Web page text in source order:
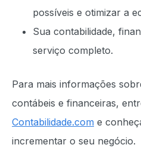
possíveis e otimizar a
Sua contabilidade,
serviço completo.
Para mais informações
contábeis e financeiras,
Contabilidade.com e
incrementar o seu negócio.